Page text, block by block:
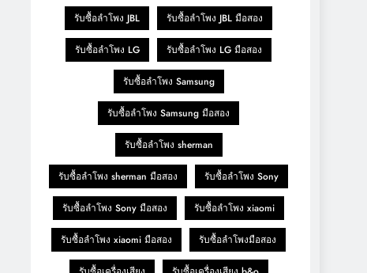
รับซื้อลำโพง JBL รับซื้อลำโพง JBL มือสอง
รับซื้อลำโพง LG รับซื้อลำโพง LG มือสอง
รับซื้อลำโพง Samsung
รับซื้อลำโพง Samsung มือสอง
รับซื้อลำโพง sherman
รับซื้อลำโพง sherman มือสอง รับซื้อลำโพง Sony
รับซื้อลำโพง Sony มือสอง รับซื้อลำโพง xiaomi
รับซื้อลำโพง xiaomi มือสอง รับซื้อลำโพงมือสอง